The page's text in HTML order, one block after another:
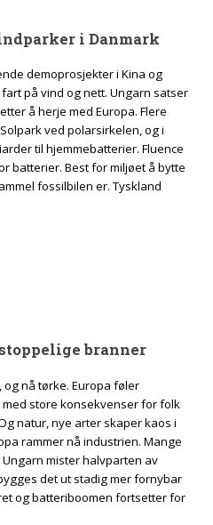
i Danmark
demoprosjekter i Kina og
på vind og nett. Ungarn satser
å herje med Europa. Flere
ved polarsirkelen, og i
til hjemmebatterier. Fluence
batterier. Best for miljøet å bytte
fossilbilen er. Tyskland
branner
nå tørke. Europa føler
store konsekvenser for folk
natur, nye arter skaper kaos i
rammer nå industrien. Mange
mister halvparten av
det ut stadig mer fornybar
og batteriboomen fortsetter for